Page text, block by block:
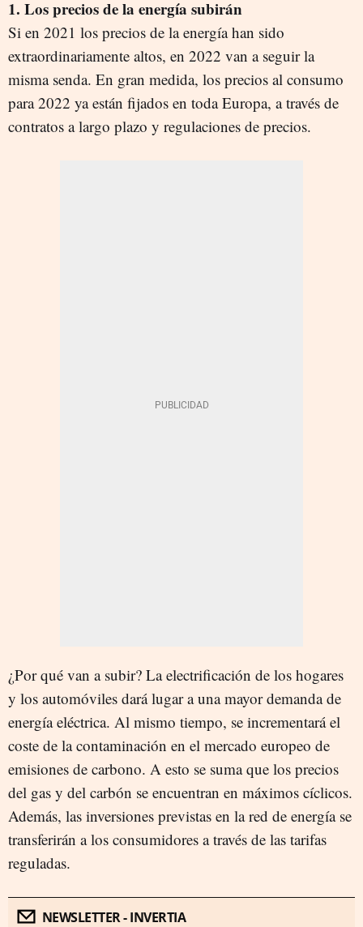
1. Los precios de la energía subirán
Si en 2021 los precios de la energía han sido
extraordinariamente altos, en 2022 van a seguir la
misma senda. En gran medida, los precios al consumo
para 2022 ya están fijados en toda Europa, a través de
contratos a largo plazo y regulaciones de precios.
¿Por qué van a subir? La electrificación de los hogares
y los automóviles dará lugar a una mayor demanda de
energía eléctrica. Al mismo tiempo, se incrementará el
coste de la contaminación en el mercado europeo de
emisiones de carbono. A esto se suma que los precios
del gas y del carbón se encuentran en máximos cíclicos.
Además, las inversiones previstas en la red de energía se
transferirán a los consumidores a través de las tarifas
reguladas.
NEWSLETTER - INVERTIA